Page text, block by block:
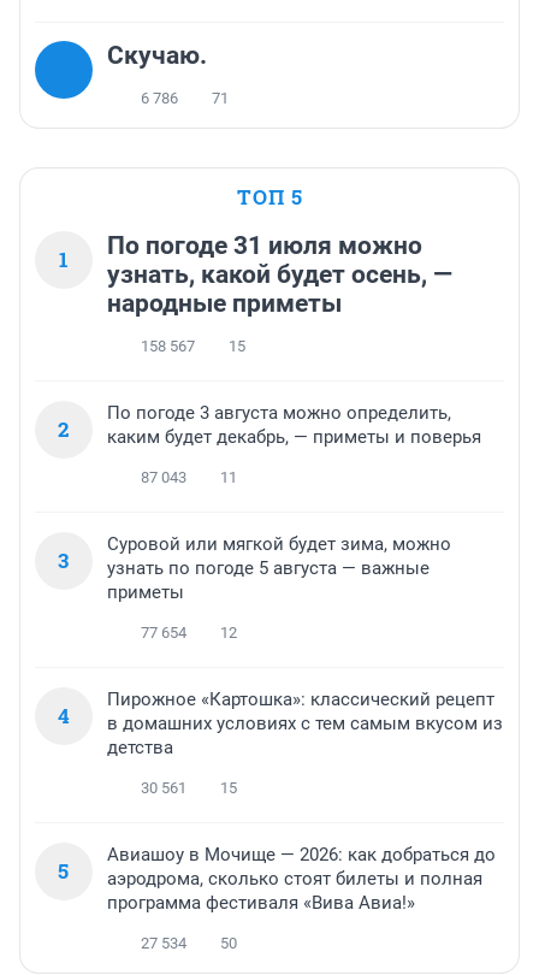
Скучаю.
6 786 71
ТОП 5
1
По погоде 31 июля можно
узнать, какой будет осень, —
народные приметы
158 567 15
2
По погоде 3 августа можно определить,
каким будет декабрь, — приметы и поверья
87 043 11
3
Суровой или мягкой будет зима, можно
узнать по погоде 5 августа — важные
приметы
77 654 12
4
Пирожное «Картошка»: классический рецепт
в домашних условиях с тем самым вкусом из
детства
30 561 15
5
Авиашоу в Мочище — 2026: как добраться до
аэродрома, сколько стоят билеты и полная
программа фестиваля «Вива Авиа!»
27 534 50